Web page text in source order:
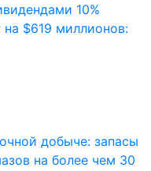
10%
$619 миллионов:
добыче: запасы
на более чем 30